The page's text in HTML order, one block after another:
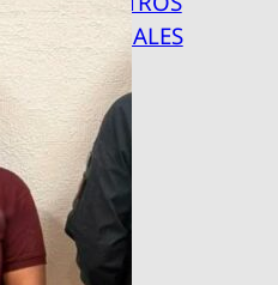
ANIMALES